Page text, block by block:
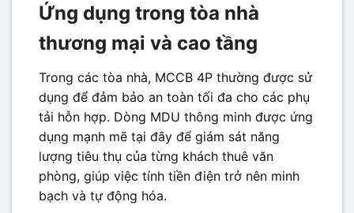
Ứng dụng trong tòa nhà
thương mại và cao tầng
Trong các tòa nhà, MCCB 4P thường được sử
dụng để đảm bảo an toàn tối đa cho các phụ
tải hỗn hợp. Dòng MDU thông minh được ứng
dụng mạnh mẽ tại đây để giám sát năng
lượng tiêu thụ của từng khách thuê văn
phòng, giúp việc tính tiền điện trở nên minh
bạch và tự động hóa.